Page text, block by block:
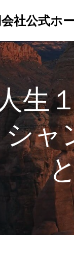
会社公式ホ
生
シャ